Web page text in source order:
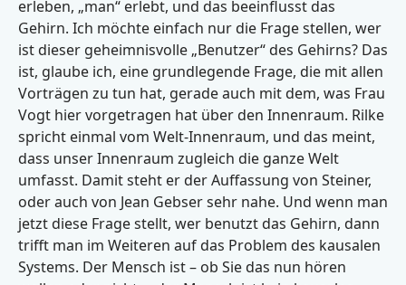
erleben, „man“ erlebt, und das beeinflusst das
Gehirn. Ich möchte einfach nur die Frage stellen, wer
ist dieser geheimnisvolle „Benutzer“ des Gehirns? Das
ist, glaube ich, eine grundlegende Frage, die mit allen
Vorträgen zu tun hat, gerade auch mit dem, was Frau
Vogt hier vorgetragen hat über den Innenraum. Rilke
spricht einmal vom Welt-Innenraum, und das meint,
dass unser Innenraum zugleich die ganze Welt
umfasst. Damit steht er der Auffassung von Steiner,
oder auch von Jean Gebser sehr nahe. Und wenn man
jetzt diese Frage stellt, wer benutzt das Gehirn, dann
trifft man im Weiteren auf das Problem des kausalen
Systems. Der Mensch ist – ob Sie das nun hören